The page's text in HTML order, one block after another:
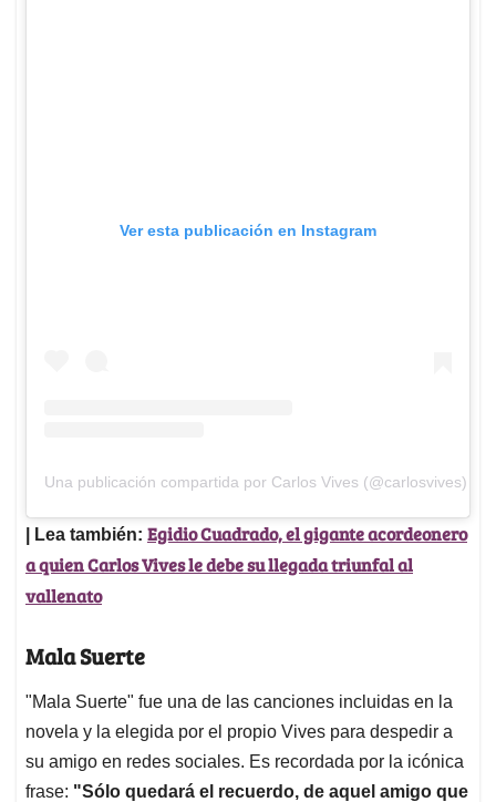
Ver esta publicación en Instagram
Una publicación compartida por Carlos Vives (@carlosvives)
| Lea también: Egidio Cuadrado, el gigante acordeonero
a quien Carlos Vives le debe su llegada triunfal al
vallenato
Mala Suerte
"Mala Suerte" fue una de las canciones incluidas en la
novela y la elegida por el propio Vives para despedir a
su amigo en redes sociales. Es recordada por la icónica
frase: "Sólo quedará el recuerdo, de aquel amigo que